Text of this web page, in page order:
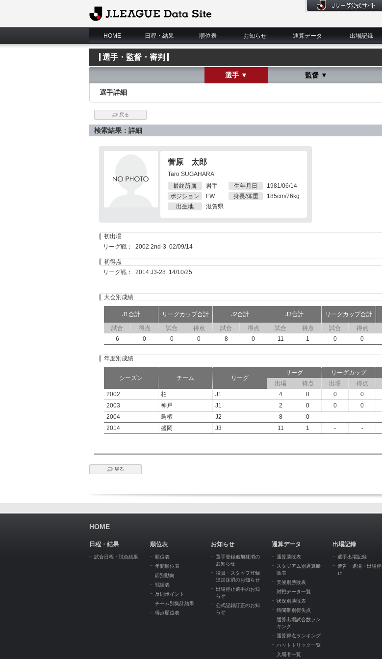
J.League Data Site
HOME 日程・結果 順位表 お知らせ 通算データ 出場記録
選手・監督・審判
選手 ▼ 監督 ▼
選手詳細
戻る
検索結果：詳細
菅原 太郎
Taro SUGAHARA
最終所属
岩手
ポジション
FW
出生地
滋賀県
生年月日
1981/06/14
身長/体重
185cm/76kg
初出場
リーグ戦： 2002 2nd-3 02/09/14
初得点
リーグ戦： 2014 J3-28 14/10/25
大会別成績
J1合計 リーグカップ合計 J2合計 J3合計 リーグカップ合計
試合
得点 試合 得点 試合 得点 試合 得点 試合 得点
6
0 0 0 8 0 11 1 0 0
年度別成績
シーズン チーム リーグ
リーグ リーグカップ
出場
得点 出場 得点
2002
柏 J1 4 0 0 0
2003
神戸 J1 2 0 0 0
2004
鳥栖 J2 8 0 - -
2014
盛岡 J3 11 1 - -
戻る
HOME
日程・結果
試合日程・試合結果
順位表
順位表
年間順位表
節別動向
戦績表
反則ポイント
チーム別集計結果
得点順位表
お知らせ
選手登録追加抹消の
お知らせ
役員・スタッフ登録
追加抹消のお知らせ
出場停止選手のお知
らせ
公式記録訂正のお知
らせ
通算データ
通算勝敗表
スタジアム別通算勝
敗表
天候別勝敗表
対戦データ一覧
状況別勝敗表
時間帯別得失点
通算出場試合数ラン
キング
通算得点ランキング
ハットトリック一覧
入場者一覧
出場記録
選手出場記録
警告・退場・出場停
止